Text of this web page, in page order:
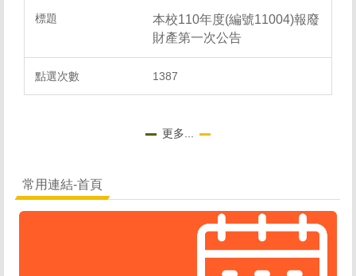
本校110年度(編號11004)報廢
財產第一次公告
1387
更多...
常用連結-首頁